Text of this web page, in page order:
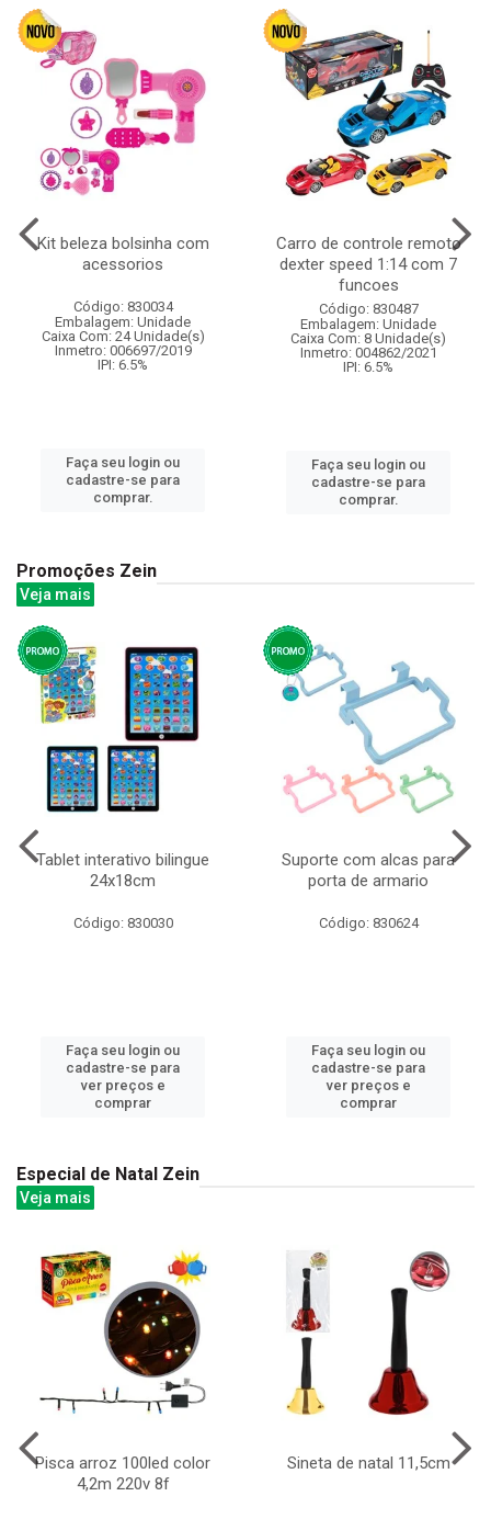
Kit beleza bolsinha com
acessorios
Código: 830034
Embalagem: Unidade
Caixa Com: 24 Unidade(s)
Inmetro: 006697/2019
IPI: 6.5%
Faça seu login ou
cadastre-se para
comprar.
Carro de controle remoto
dexter speed 1:14 com 7
funcoes
Código: 830487
Embalagem: Unidade
Caixa Com: 8 Unidade(s)
Inmetro: 004862/2021
IPI: 6.5%
Faça seu login ou
cadastre-se para
comprar.
Promoções Zein
Veja mais
Tablet interativo bilingue
24x18cm
Código: 830030
Faça seu login ou
cadastre-se para
ver preços e
comprar
Suporte com alcas para
porta de armario
Código: 830624
Faça seu login ou
cadastre-se para
ver preços e
comprar
Especial de Natal Zein
Veja mais
Pisca arroz 100led color
4,2m 220v 8f
Sineta de natal 11,5cm